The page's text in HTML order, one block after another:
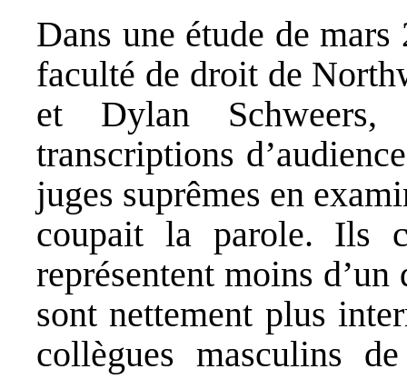
Dans une étude de
faculté de droit de
et Dylan
transcriptions
juges suprêmes en
coupait la parole. Ils
représentent moins
sont nettement plus
collègues masculins